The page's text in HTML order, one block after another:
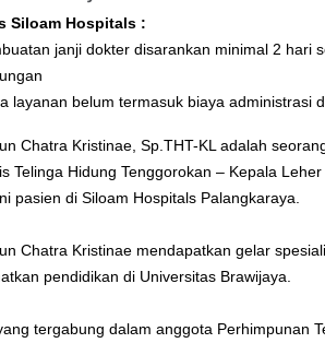
Siloam Hospitals :
janji dokter disarankan minimal 2 hari
layanan belum termasuk biaya administrasi
Chatra Kristinae, Sp.THT-KL adalah
Telinga Hidung Tenggorokan – Kepala
pasien di Siloam Hospitals Palangkaraya.
Chatra Kristinae mendapatkan gelar
pendidikan di Universitas Brawijaya.
tergabung dalam anggota Perhimpunan